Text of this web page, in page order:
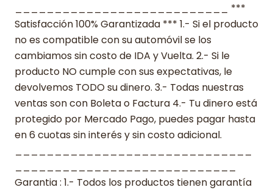
___________________________ ***
Satisfacción 100% Garantizada *** 1.- Si el producto
no es compatible con su automóvil se los
cambiamos sin costo de IDA y Vuelta. 2.- Si le
producto NO cumple con sus expectativas, le
devolvemos TODO su dinero. 3.- Todas nuestras
ventas son con Boleta o Factura 4.- Tu dinero está
protegido por Mercado Pago, puedes pagar hasta
en 6 cuotas sin interés y sin costo adicional.
Garantia : 1.- Todos los productos tienen garantía